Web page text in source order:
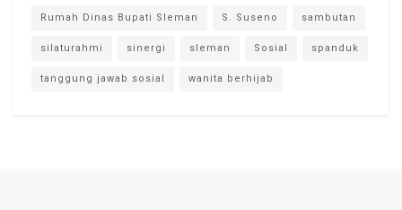
Rumah Dinas Bupati Sleman S. Suseno sambutan
silaturahmi sinergi sleman Sosial spanduk
tanggung jawab sosial wanita berhijab